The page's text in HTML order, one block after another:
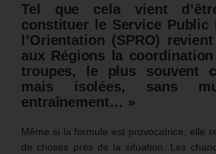
Tel que cela vient
constituer le Service Public
l’Orientation (SPRO)
aux Régions la
troupes, le plus souvent
mais isolées, sans
entraînement… »
Même si la formule est provocatrice, elle
de choses près de la situation. Les